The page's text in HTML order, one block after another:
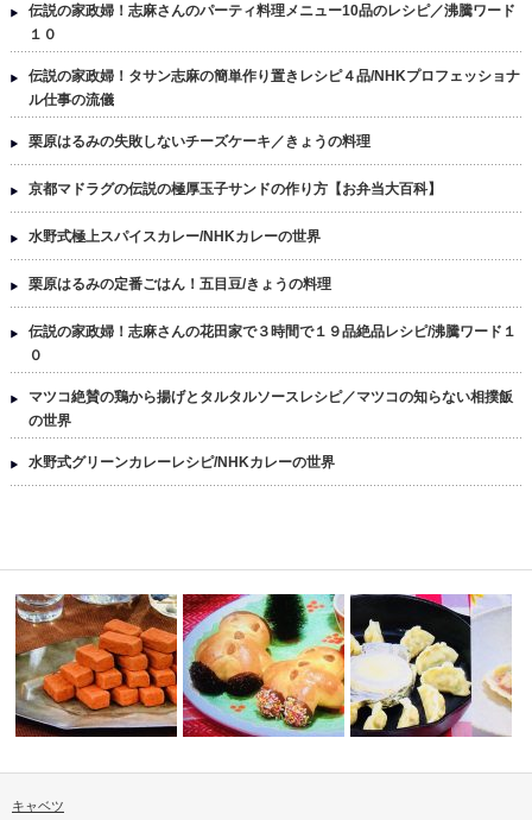
伝説の家政婦！志麻さんのパーティ料理メニュー10品のレシピ／沸騰ワード
１０
伝説の家政婦！タサン志麻の簡単作り置きレシピ４品/NHKプロフェッショナ
ル仕事の流儀
栗原はるみの失敗しないチーズケーキ／きょうの料理
京都マドラグの伝説の極厚玉子サンドの作り方【お弁当大百科】
水野式極上スパイスカレー/NHKカレーの世界
栗原はるみの定番ごはん！五目豆/きょうの料理
伝説の家政婦！志麻さんの花田家で３時間で１９品絶品レシピ/沸騰ワード１
０
マツコ絶賛の鶏から揚げとタルタルソースレシピ／マツコの知らない相撲飯
の世界
水野式グリーンカレーレシピ/NHKカレーの世界
キャベツ